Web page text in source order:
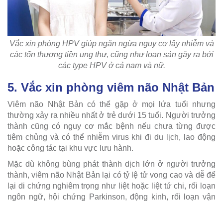
Vắc xin phòng HPV giúp ngăn ngừa nguy cơ lây nhiễm và
các tổn thương tiền ung thư, cũng như loạn sản gây ra bởi
các type HPV ở cả nam và nữ.
5. Vắc xin phòng viêm não Nhật Bản
Viêm não Nhật Bản có thể gặp ở mọi lứa tuổi nhưng
thường xảy ra nhiều nhất ở trẻ dưới 15 tuổi. Người trưởng
thành cũng có nguy cơ mắc bệnh nếu chưa từng được
tiêm chủng và có thể nhiễm virus khi đi du lịch, lao động
hoặc công tác tại khu vực lưu hành.
Mặc dù không bùng phát thành dịch lớn ở người trưởng
thành, viêm não Nhật Bản lại có tỷ lệ tử vong cao và dễ để
lại di chứng nghiêm trọng như liệt hoặc liệt tứ chi, rối loạn
ngôn ngữ, hội chứng Parkinson, động kinh, rối loạn vận